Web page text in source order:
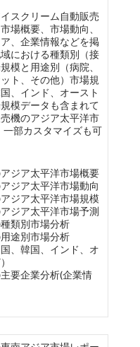
スクリーム自動販売
場概要、市場動向、
、企業情報などを掲
における種類別（接
模と用途別（病院、
ト、その他）市場規
、インド、オースト
模データも含まれて
機のアジア太平洋市
部カスタマイズも可
ジア太平洋市場概要
ジア太平洋市場動向
ジア太平洋市場規模
ジア太平洋市場予測
類別市場分析
途別市場分析
、韓国、インド、オ
要企業分析(企業情